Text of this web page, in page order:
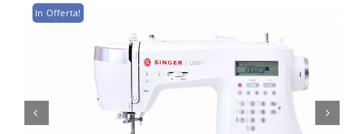
In Offerta!